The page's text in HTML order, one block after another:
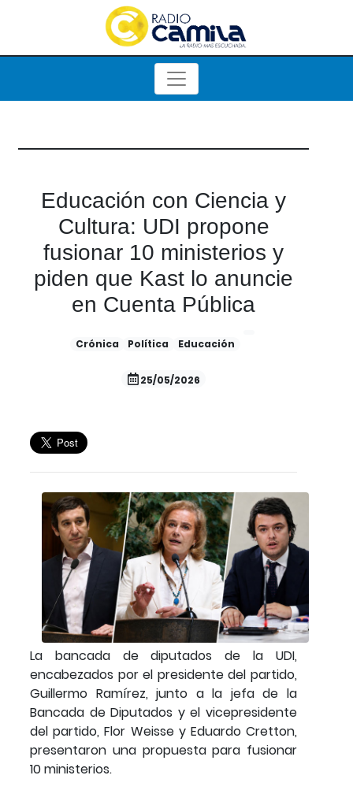
Educación con Ciencia y
Cultura: UDI propone
fusionar 10 ministerios y
piden que Kast lo anuncie
en Cuenta Pública
Crónica Política Educación
25/05/2026
La bancada de diputados de la UDI,
encabezados por el presidente del partido,
Guillermo Ramírez, junto a la jefa de la
Bancada de Diputados y el vicepresidente
del partido, Flor Weisse y Eduardo Cretton,
presentaron una propuesta para fusionar
10 ministerios.